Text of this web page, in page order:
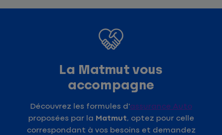
La Matmut vous
accompagne
Découvrez les formules d'assurance Auto
proposées par la Matmut, optez pour celle
correspondant à vos besoins et demandez